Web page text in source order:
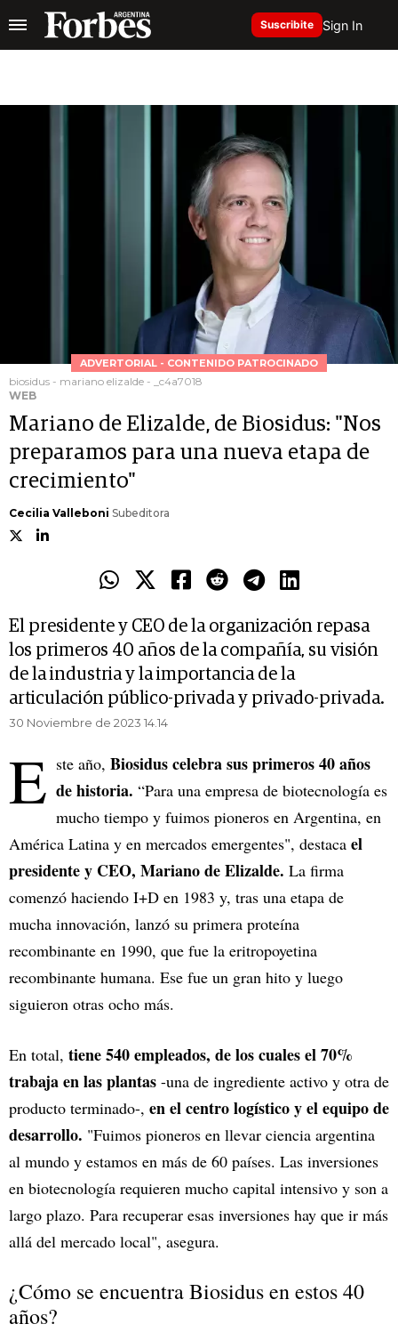
Suscribite Sign In
ADVERTORIAL - CONTENIDO PATROCINADO
biosidus - mariano elizalde - _c4a7018
WEB
Mariano de Elizalde, de Biosidus: "Nos
preparamos para una nueva etapa de
crecimiento"
Cecilia Valleboni Subeditora
El presidente y CEO de la organización repasa
los primeros 40 años de la compañía, su visión
de la industria y la importancia de la
articulación público-privada y privado-privada.
30 Noviembre de 2023 14.14
E ste año, Biosidus celebra sus primeros 40 años
de historia. “Para una empresa de biotecnología es
mucho tiempo y fuimos pioneros en Argentina, en
América Latina y en mercados emergentes", destaca el
presidente y CEO, Mariano de Elizalde. La firma
comenzó haciendo I+D en 1983 y, tras una etapa de
mucha innovación, lanzó su primera proteína
recombinante en 1990, que fue la eritropoyetina
recombinante humana. Ese fue un gran hito y luego
siguieron otras ocho más.
En total, tiene 540 empleados, de los cuales el 70%
trabaja en las plantas -una de ingrediente activo y otra de
producto terminado-, en el centro logístico y el equipo de
desarrollo. "Fuimos pioneros en llevar ciencia argentina
al mundo y estamos en más de 60 países. Las inversiones
en biotecnología requieren mucho capital intensivo y son a
largo plazo. Para recuperar esas inversiones hay que ir más
allá del mercado local", asegura.
¿Cómo se encuentra Biosidus en estos 40
años?